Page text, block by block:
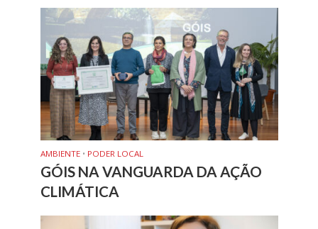
AMBIENTE • PODER LOCAL
GÓIS NA VANGUARDA DA AÇÃO
CLIMÁTICA